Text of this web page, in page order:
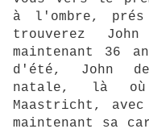
à l'ombre,
trouverez
maintenant 36
d'été, John
natale, là
Maastricht,
maintenant sa